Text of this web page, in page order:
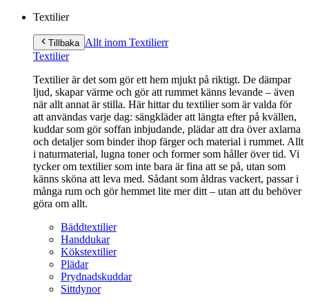
Textilier
Tillbaka Allt inom Textilierr
Textilier
Textilier är det som gör ett hem mjukt på riktigt. De dämpar
ljud, skapar värme och gör att rummet känns levande – även
när allt annat är stilla. Här hittar du textilier som är valda för
att användas varje dag: sängkläder att längta efter på kvällen,
kuddar som gör soffan inbjudande, plädar att dra över axlarna
och detaljer som binder ihop färger och material i rummet. Allt
i naturmaterial, lugna toner och former som håller över tid. Vi
tycker om textilier som inte bara är fina att se på, utan som
känns sköna att leva med. Sådant som åldras vackert, passar i
många rum och gör hemmet lite mer ditt – utan att du behöver
göra om allt.
Bäddtextilier
Handdukar
Kökstextilier
Plädar
Prydnadskuddar
Sittdynor